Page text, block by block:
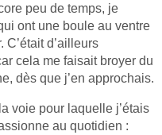
peu de temps, je
ont une boule au ventre
d’ailleurs
cela me faisait broyer du
dès que j’en approchais.
voie pour laquelle j’étais
au quotidien :